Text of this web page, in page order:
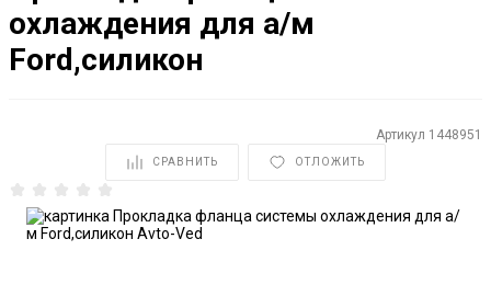
охлаждения для а/м
Ford,силикон
Артикул 1448951
СРАВНИТЬ ОТЛОЖИТЬ